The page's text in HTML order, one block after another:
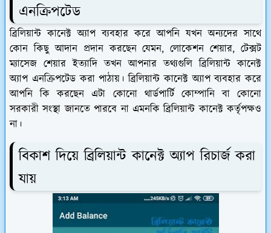
এনক্রিপটেড
ব্রিলিয়ান্ট কানেক্ট অ্যাপ ব্যবহার করে আপনি যখন অন্যদের সাথে
কোন কিছু আদান প্রদান করছেন যেমন, লোকেশন শেয়ার, টেক্সট
ম্যাসেজ শেয়ার ইত্যাদি তখন আপনার তথ্যগুলি ব্রিলিয়ান্ট কানেক্ট
অ্যাপ এনক্রিপটেড করা পাঠায়। ব্রিলিয়ান্ট কানেক্ট অ্যাপ ব্যবহার করে
আপনি কি করছেন এটা কোনো থার্ডপার্টি কোম্পানি বা কোনো
সরকারী সংস্থা জানতে পারবে না এমনকি ব্রিলিয়ান্ট কানেক্ট কর্তৃপক্ষও
না।
বিকাশ দিয়ে ব্রিলিয়ান্ট কানেক্ট অ্যাপ রিচার্জ করা
যায়